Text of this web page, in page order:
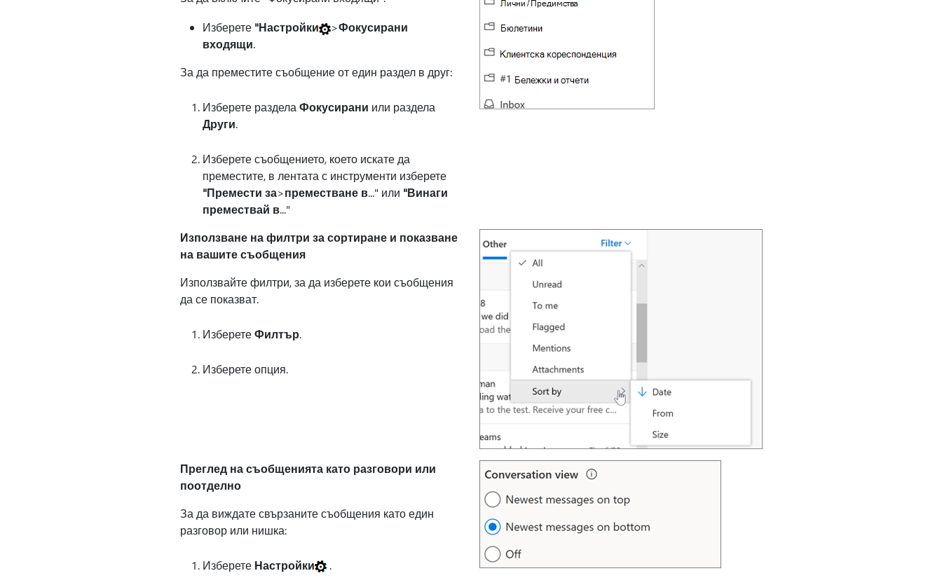
Изберете "Настройки >Фокусирани
входящи.
За да преместите съобщение от един раздел в друг:
Изберете раздела Фокусирани или раздела
Други.
Изберете съобщението, което искате да
преместите, в лентата с инструменти изберете
"Премести за>преместване в..." или "Винаги
премествай в..."
Използване на филтри за сортиране и показване
на вашите съобщения
Използвайте филтри, за да изберете кои съобщения
да се показват.
ИзберетеФилтър.
Изберете опция.
Преглед на съобщенията като разговори или
поотделно
За да виждате свързаните съобщения като един
разговор или нишка:
Изберете Настройки .